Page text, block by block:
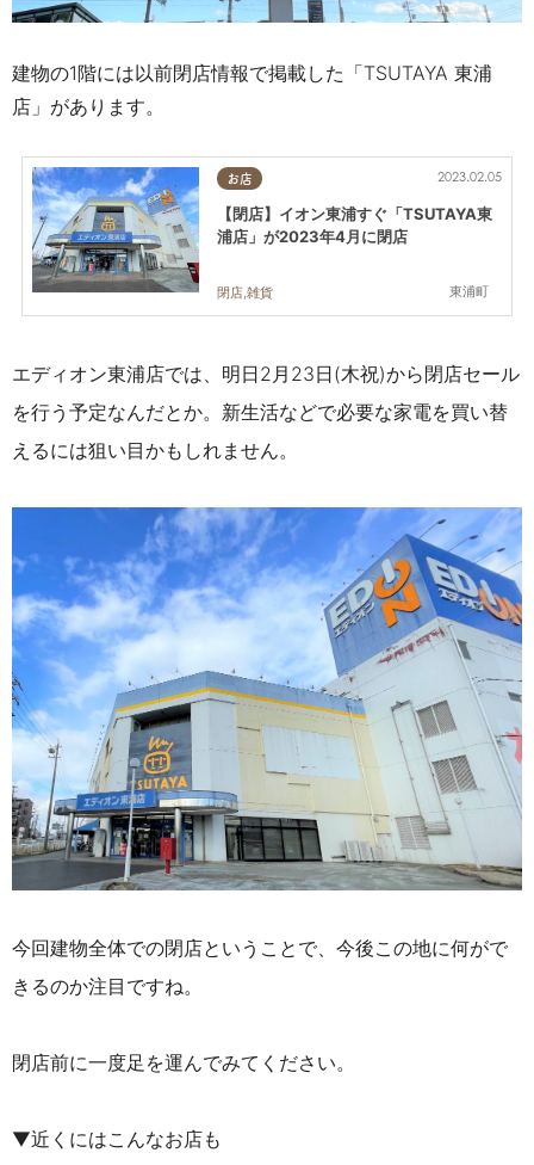
建物の1階には以前閉店情報で掲載した「TSUTAYA 東浦
店」があります。
お店
東浦町
2023.02.05
【閉店】イオン東浦すぐ「TSUTAYA東
浦店」が2023年4月に閉店
閉店,雑貨
エディオン東浦店では、明日2月23日(木祝)から閉店セール
を行う予定なんだとか。新生活などで必要な家電を買い替
えるには狙い目かもしれません。
今回建物全体での閉店ということで、今後この地に何がで
きるのか注目ですね。
閉店前に一度足を運んでみてください。
▼近くにはこんなお店も